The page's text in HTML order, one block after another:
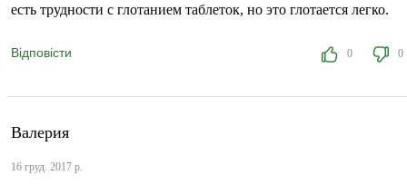
есть трудности с глотанием таблеток, но это глотается легко.
Відповісти 0 0
Валерия
16 груд. 2017 р.